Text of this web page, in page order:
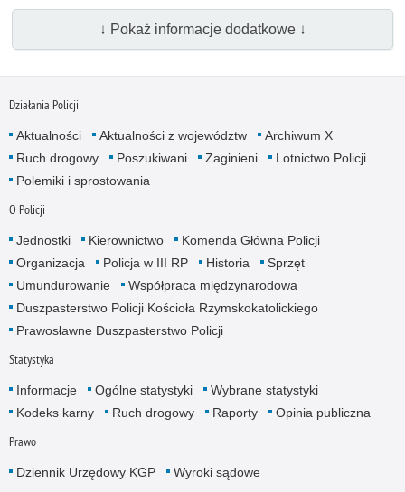
↓ Pokaż informacje dodatkowe ↓
Działania Policji
Aktualności Aktualności z województw
Archiwum X
Ruch drogowy
Poszukiwani Zaginieni
Lotnictwo Policji
Polemiki i sprostowania
O Policji
Jednostki Kierownictwo
Komenda Główna Policji
Organizacja
Policja w III RP Historia
Sprzęt
Umundurowanie
Współpraca międzynarodowa
Duszpasterstwo Policji Kościoła Rzymskokatolickiego
Prawosławne Duszpasterstwo Policji
Statystyka
Informacje Ogólne statystyki
Wybrane statystyki
Kodeks karny
Ruch drogowy Raporty Opinia publiczna
Prawo
Dziennik Urzędowy KGP Wyroki sądowe